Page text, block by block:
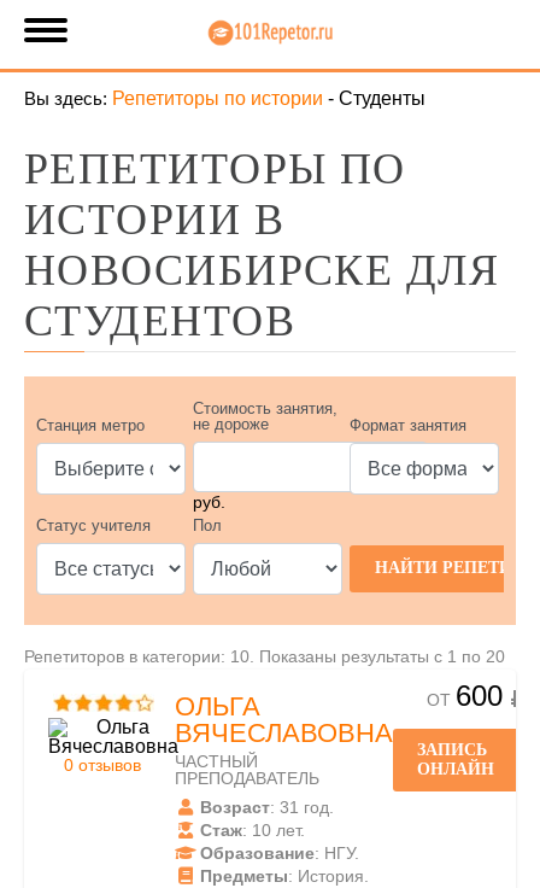
Вы здесь: Репетиторы по истории - Студенты
РЕПЕТИТОРЫ ПО
ИСТОРИИ В
НОВОСИБИРСКЕ ДЛЯ
СТУДЕНТОВ
Станция метро
Стоимость занятия,
не дороже
руб.
Формат занятия
Статус учителя Пол
Репетиторов в категории: 10. Показаны результаты с 1 по 20
0 отзывов
ОЛЬГА
ВЯЧЕСЛАВОВНА
ЧАСТНЫЙ
ПРЕПОДАВАТЕЛЬ
Возраст: 31 год.
Стаж: 10 лет.
Образование: НГУ.
Предметы: История.
ОТ 600
ЗАПИСЬ
ОНЛАЙН